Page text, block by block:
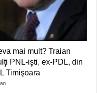
mai mult? Traian
PNL-işti, ex-PDL, din
Timişoara